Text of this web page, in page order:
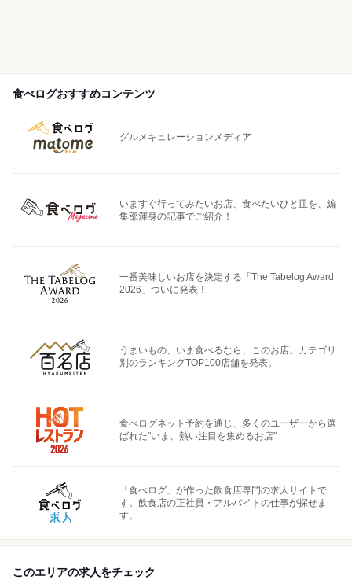
食べログおすすめコンテンツ
グルメキュレーションメディア
いますぐ行ってみたいお店、食べたいひと皿を、編
集部渾身の記事でご紹介！
一番美味しいお店を決定する「The Tabelog Award
2026」ついに発表！
うまいもの、いま食べるなら、このお店。カテゴリ
別のランキングTOP100店舗を発表。
食べログネット予約を通じ、多くのユーザーから選
ばれた"いま、熱い注目を集めるお店"
「食べログ」が作った飲食店専門の求人サイトで
す。飲食店の正社員・アルバイトの仕事が探せま
す。
このエリアの求人をチェック